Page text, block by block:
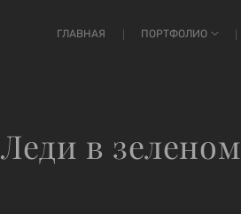
ГЛАВНАЯ ПОРТФОЛИО
Леди в зеленом